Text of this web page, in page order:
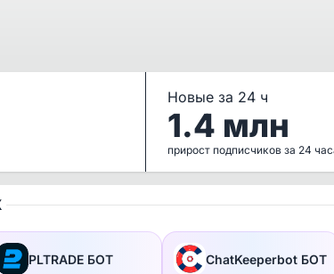
Новые за 24 ч
1.4 млн
прирост подписчиков за 24
PLTRADE БОТ ChatKeeperbot БОТ